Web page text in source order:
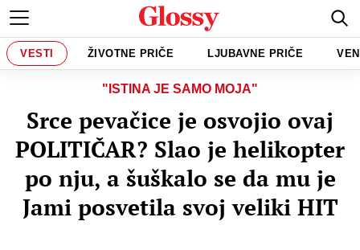
VESTI ŽIVOTNE PRIČE LJUBAVNE PRIČE
"ISTINA JE SAMO MOJA"
Srce pevačice je osvojio ovaj
POLITIČAR? Slao je helikopter
po nju, a šuškalo se da mu je
Jami posvetila svoj veliki HIT